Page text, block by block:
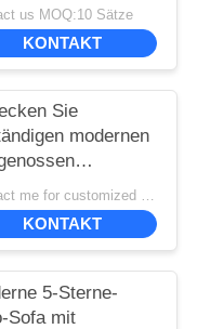
us MOQ:10 Sätze
KONTAKT
Sie
modernen
Stühle
50*40*45cm
Contact me for customized MOQ:10
KONTAKT
5-Sterne-
Sofa mit